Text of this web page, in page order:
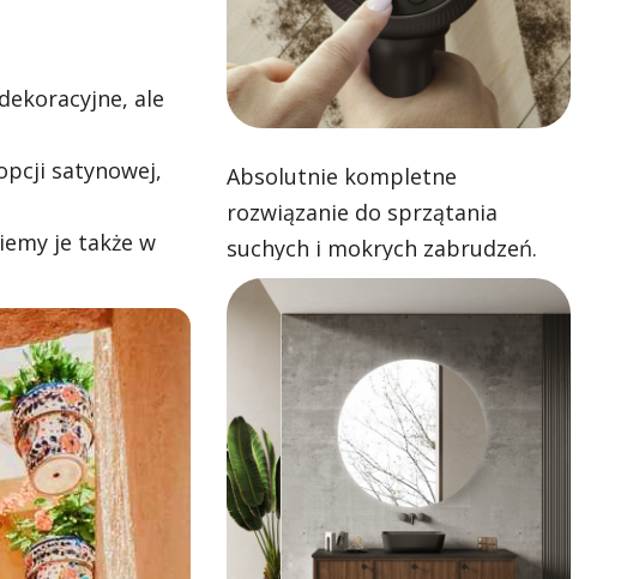
ale
satynowej,
je także w
Absolutnie kompletne
rozwiązanie do sprzątania
suchych i mokrych zabrudzeń.
Skuteczne odkurzanie i zawsze
czyste mopowanie